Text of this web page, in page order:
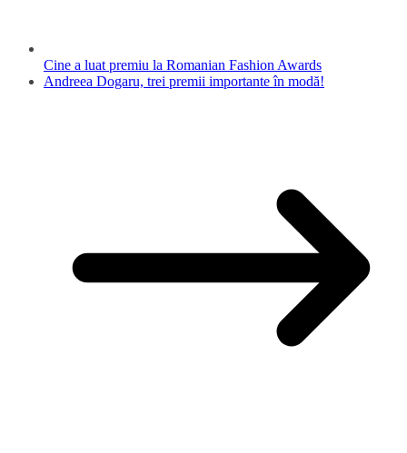
Cine a luat premiu la Romanian Fashion Awards
Andreea Dogaru, trei premii importante în modă!